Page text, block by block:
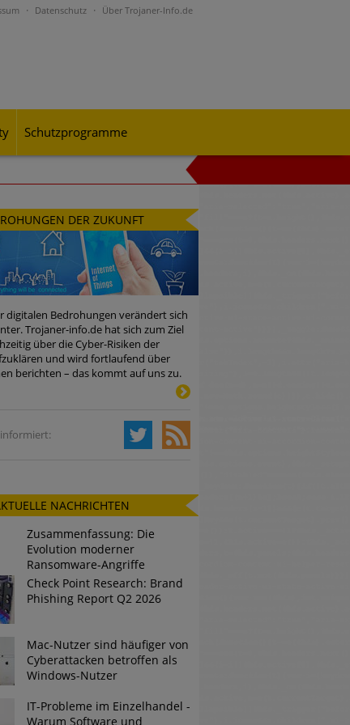
Datenschutz Über Trojaner-Info.de
Schutzprogramme
Betrugsmaschen und
– was CISOs jetzt für
nicht
Datendiebe
DER ZUKUNFT
digitalen Bedrohungen verändert sich
Trojaner-info.de hat sich zum Ziel
über die Cyber-Risiken der
und wird fortlaufend über
berichten – das kommt auf uns zu.
NACHRICHTEN
Zusammenfassung: Die
Evolution moderner
Ransomware-Angriffe
Check Point Research: Brand
Phishing Report Q2 2026
Mac-Nutzer sind häufiger von
Cyberattacken betroffen als
Windows-Nutzer
IT-Probleme im Einzelhandel -
Warum Software und